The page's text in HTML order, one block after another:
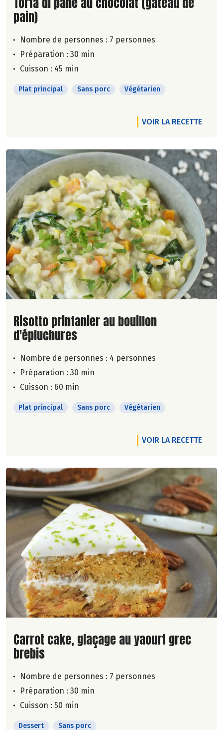
pain)
Nombre de personnes : 7 personnes
Préparation : 30 min
Cuisson : 45 min
Plat principal Sans porc Végétarien
VOIR LA RECETTE
Lire la suite de la recette
Risotto printanier au bouillon
d'épluchures
Nombre de personnes : 4 personnes
Préparation : 30 min
Cuisson : 60 min
Plat principal Sans porc Végétarien
VOIR LA RECETTE
Lire la suite de la recette
Carrot cake, glaçage au yaourt grec
brebis
Nombre de personnes : 7 personnes
Préparation : 30 min
Cuisson : 50 min
Dessert Sans porc